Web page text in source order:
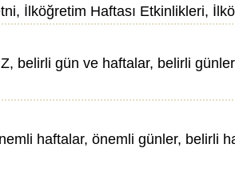
İlköğretim Haftası Etkinlikleri,
belirli gün ve haftalar, belirli
haftalar, önemli günler, belirli